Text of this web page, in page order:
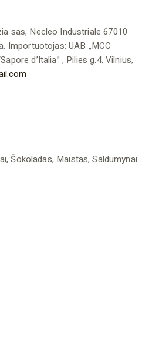
sas, Necleo Industriale 67010
Importuotojas: UAB „MCC
d’Italia” , Pilies g.4, Vilnius,
,Šokoladas, Maistas,Saldumynai